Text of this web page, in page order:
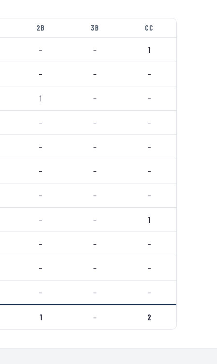
2B 3B CC
– – 1
– – –
1 – –
– – –
– – –
– – –
– – –
– – 1
– – –
– – –
– – –
1 – 2